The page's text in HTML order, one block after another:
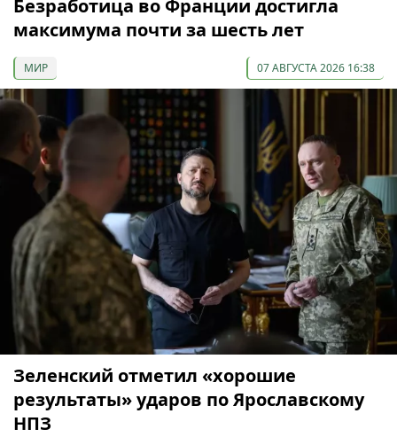
Безработица во Франции достигла
максимума почти за шесть лет
МИР 07 АВГУСТА 2026 16:38
Зеленский отметил «хорошие
результаты» ударов по Ярославскому
НПЗ